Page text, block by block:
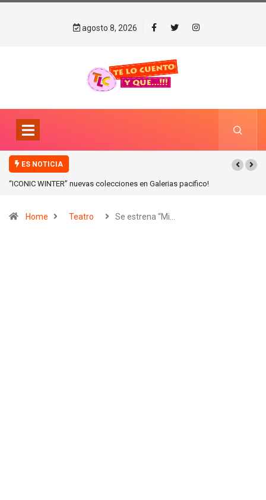
agosto 8, 2026
ES NOTICIA
“ICONIC WINTER” nuevas colecciones en Galerias pacifico!
Home Teatro Se estrena “Mi…